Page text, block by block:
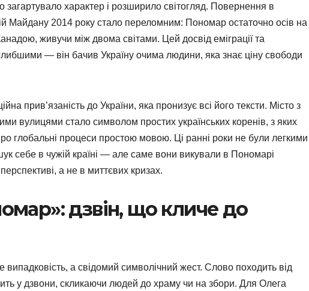
характер і розширило світогляд. Повернення в
Майдану 2014 року стало переломним: Пономар остаточно осів на
Канадою, живучи між двома світами. Цей досвід еміграції та
— він бачив Україну очима людини, яка знає ціну свободи
прив’язаність до України, яка пронизує всі його тексти. Місто з
вулицями стало символом простих українських коренів, з яких
глобальні процеси простою мовою. Ці ранні роки не були легкими
себе в чужій країні — але саме вони викували в Пономарі
перспективі, а не в миттєвих кризах.
дзвін, що кличе до
а свідомий символічний жест. Слово походить від
у дзвони, скликаючи людей до храму чи на збори. Для Олега